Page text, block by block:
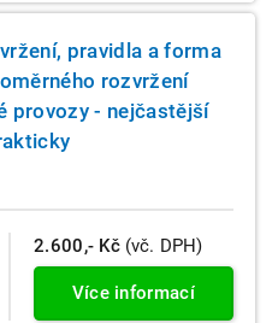
pravidla a forma
rozvržení
provozy - nejčastější
2.600,- Kč (vč. DPH)
Více informací